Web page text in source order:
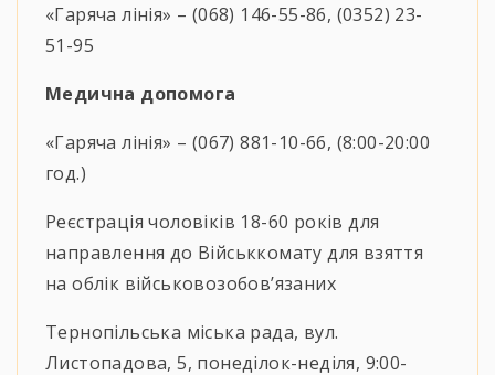
«Гаряча лінія» – (068) 146-55-86, (0352) 23-
51-95
Медична допомога
«Гаряча лінія» – (067) 881-10-66, (8:00-20:00
год.)
Реєстрація чоловіків 18-60 років для
направлення до Військкомату для взяття
на облік військовозобов’язаних
Тернопільська міська рада, вул.
Листопадова, 5, понеділок-неділя, 9:00-